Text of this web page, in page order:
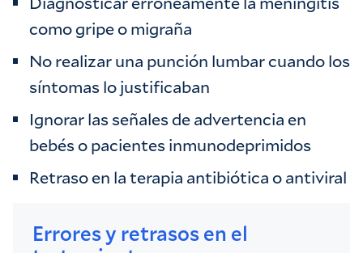
como gripe o migraña
No realizar una punción lumbar cuando los
síntomas lo justificaban
Ignorar las señales de advertencia en
bebés o pacientes inmunodeprimidos
Retraso en la terapia antibiótica o antiviral
Errores y retrasos en el